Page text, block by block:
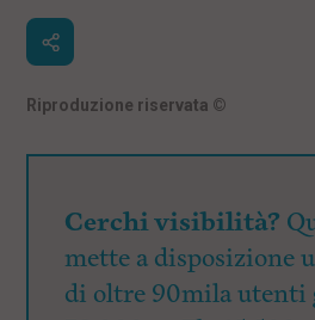
Riproduzione riservata ©
Cerchi visibilità?
mette a disposizione
di oltre 90mila utenti